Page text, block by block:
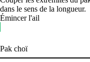
dans le sens de la longueur.
Émincer l'ail
Pak choï